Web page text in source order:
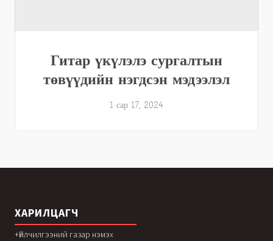
Гитар үкүлэлэ сургалтын
төвүүдийн нэгдсэн мэдээлэл
1 сар 17, 2024
ХАРИЛЦАГЧ
+Үйлчилгээний газар нэмэх